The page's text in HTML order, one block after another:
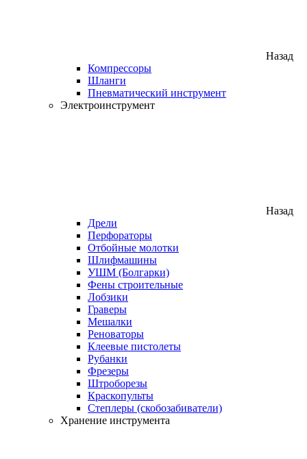
Назад
Компрессоры
Шланги
Пневматический инструмент
Электроинструмент
Назад
Дрели
Перфораторы
Отбойные молотки
Шлифмашины
УШМ (Болгарки)
Фены строительные
Лобзики
Граверы
Мешалки
Реноваторы
Клеевые пистолеты
Рубанки
Фрезеры
Штроборезы
Краскопульты
Степлеры (скобозабиватели)
Хранение инструмента